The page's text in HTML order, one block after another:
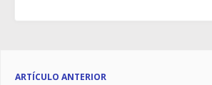
ARTÍCULO ANTERIOR